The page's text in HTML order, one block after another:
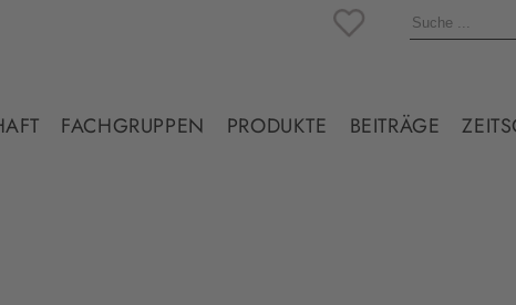
FACHGRUPPEN PRODUKTE BEITRÄGE